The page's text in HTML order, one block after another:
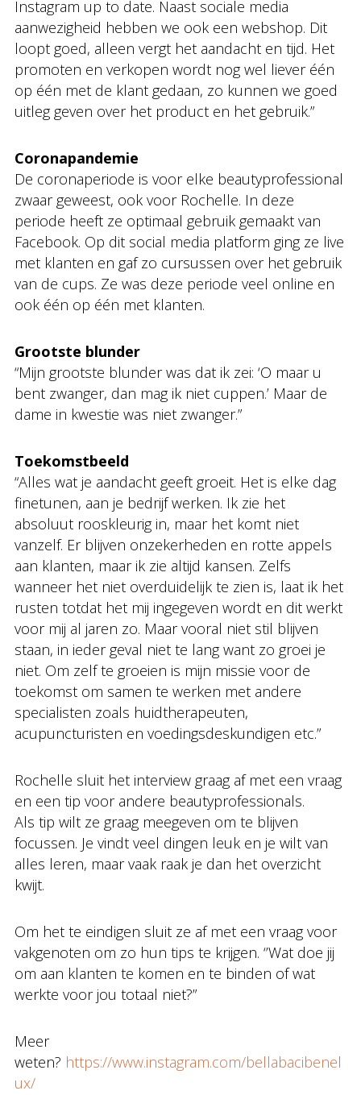
Instagram up to date. Naast sociale media
aanwezigheid hebben we ook een webshop. Dit
loopt goed, alleen vergt het aandacht en tijd. Het
promoten en verkopen wordt nog wel liever één
op één met de klant gedaan, zo kunnen we goed
uitleg geven over het product en het gebruik.”
Coronapandemie
De coronaperiode is voor elke beautyprofessional
zwaar geweest, ook voor Rochelle. In deze
periode heeft ze optimaal gebruik gemaakt van
Facebook. Op dit social media platform ging ze live
met klanten en gaf zo cursussen over het gebruik
van de cups. Ze was deze periode veel online en
ook één op één met klanten.
Grootste blunder
“Mijn grootste blunder was dat ik zei: ‘O maar u
bent zwanger, dan mag ik niet cuppen.’ Maar de
dame in kwestie was niet zwanger.”
Toekomstbeeld
“Alles wat je aandacht geeft groeit. Het is elke dag
finetunen, aan je bedrijf werken. Ik zie het
absoluut rooskleurig in, maar het komt niet
vanzelf. Er blijven onzekerheden en rotte appels
aan klanten, maar ik zie altijd kansen. Zelfs
wanneer het niet overduidelijk te zien is, laat ik het
rusten totdat het mij ingegeven wordt en dit werkt
voor mij al jaren zo. Maar vooral niet stil blijven
staan, in ieder geval niet te lang want zo groei je
niet. Om zelf te groeien is mijn missie voor de
toekomst om samen te werken met andere
specialisten zoals huidtherapeuten,
acupuncturisten en voedingsdeskundigen etc.”
Rochelle sluit het interview graag af met een vraag
en een tip voor andere beautyprofessionals.
Als tip wilt ze graag meegeven om te blijven
focussen. Je vindt veel dingen leuk en je wilt van
alles leren, maar vaak raak je dan het overzicht
kwijt.
Om het te eindigen sluit ze af met een vraag voor
vakgenoten om zo hun tips te krijgen. ‘’Wat doe jij
om aan klanten te komen en te binden of wat
werkte voor jou totaal niet?”
Meer
weten? https://www.instagram.com/bellabacibenel
ux/